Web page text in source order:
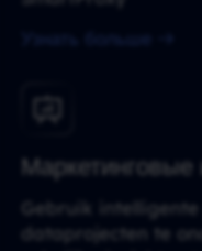
Узнать больше
Маркетинговые
Gebruik
dataprojecten te